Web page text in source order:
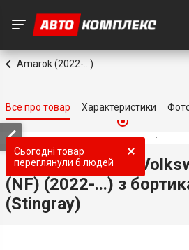
Amarok (2022-...)
Все про товар Характеристики
Сьогодні товар
переглянули 6 людей
3D килимки для
(NF) (2022-...) з
(Stingray)